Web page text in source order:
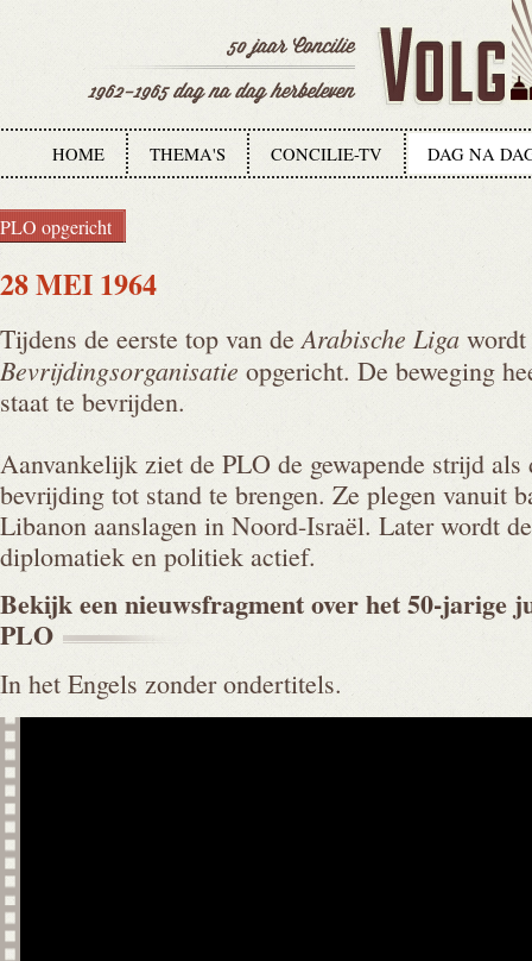
HOME THEMA'S CONCILIE-TV DAG NA
PLO opgericht
28 MEI 1964
Tijdens de eerste top van de Arabische Liga
Bevrijdingsorganisatie opgericht. De beweging
staat te bevrijden.
Aanvankelijk ziet de PLO de gewapende strijd als
bevrijding tot stand te brengen. Ze plegen vanuit
Libanon aanslagen in Noord-Israël. Later wordt
diplomatiek en politiek actief.
Bekijk een nieuwsfragment over het 50-jarige
PLO
In het Engels zonder ondertitels.